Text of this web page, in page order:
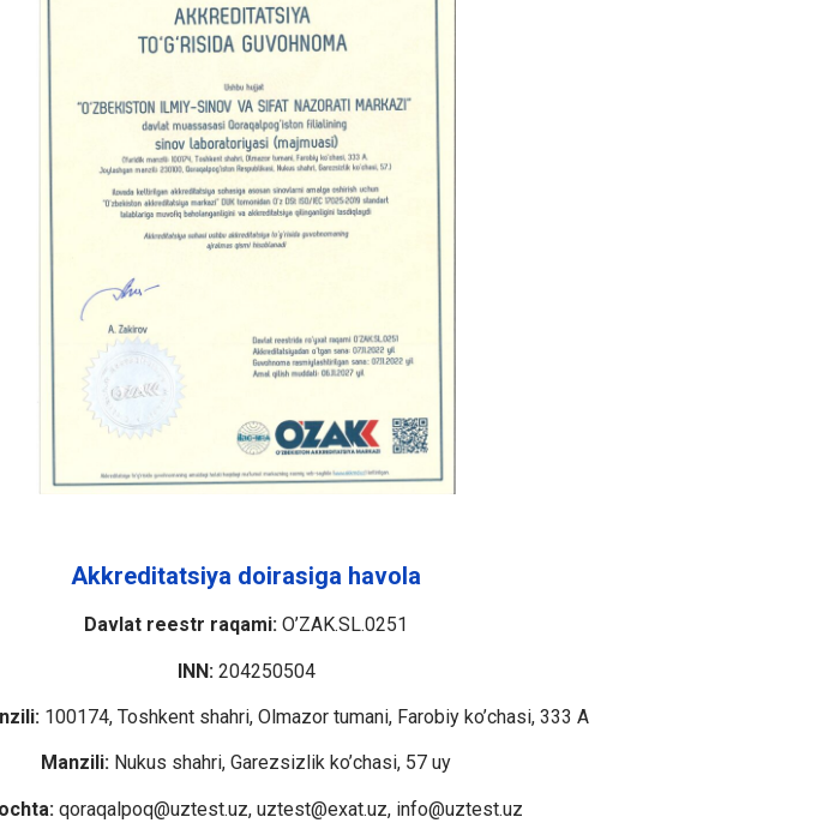
Akkreditatsiya doirasiga havola
Davlat reestr raqami: O’ZAK.SL.0251
INN:204250504
100174, Toshkent shahri, Olmazor tumani, Farobiy ko’chasi, 333 A
Manzili: Nukus shahri, Garezsizlik ko’chasi, 57 uy
qoraqalpoq@uztest.uz, uztest@exat.uz, info@uztest.uz